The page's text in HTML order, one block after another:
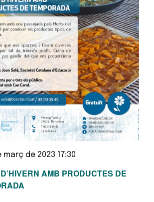
AMB PRODUCTES DE
març de 2023 17:30